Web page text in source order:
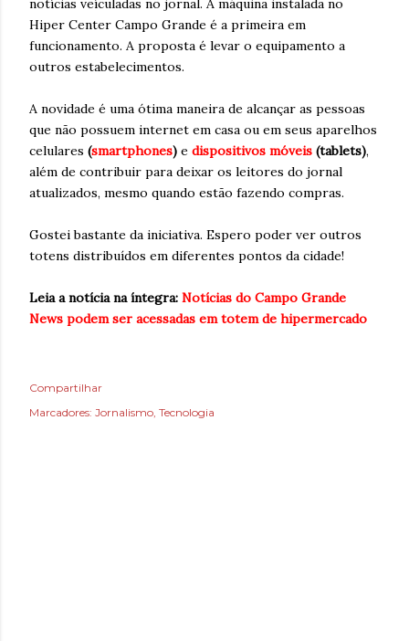
notícias veículadas no jornal. A máquina instalada no
Hiper Center Campo Grande é a primeira em
funcionamento. A proposta é levar o equipamento a
outros estabelecimentos.
A novidade é uma ótima maneira de alcançar as pessoas
que não possuem internet em casa ou em seus aparelhos
celulares (smartphones) e dispositivos móveis (tablets),
além de contribuir para deixar os leitores do jornal
atualizados, mesmo quando estão fazendo compras.
Gostei bastante da iniciativa. Espero poder ver outros
totens distribuídos em diferentes pontos da cidade!
Leia a notícia na íntegra: Notícias do Campo Grande
News podem ser acessadas em totem de hipermercado
Compartilhar
Marcadores: Jornalismo Tecnologia